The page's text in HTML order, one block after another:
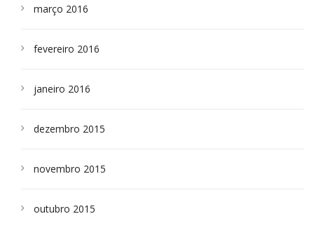
março 2016
fevereiro 2016
janeiro 2016
dezembro 2015
novembro 2015
outubro 2015